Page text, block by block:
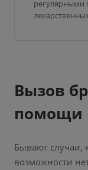
регулярными
Вызов
помощи
Бывают случаи,
возможности